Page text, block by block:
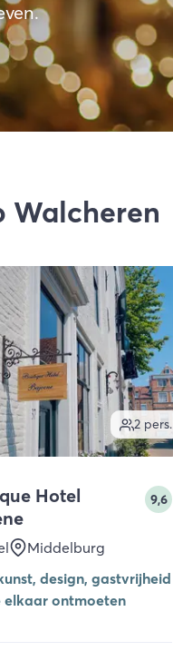
Walcheren
2 pers.
Hotel
9,6
Middelburg
design, gastvrijheid
elkaar ontmoeten